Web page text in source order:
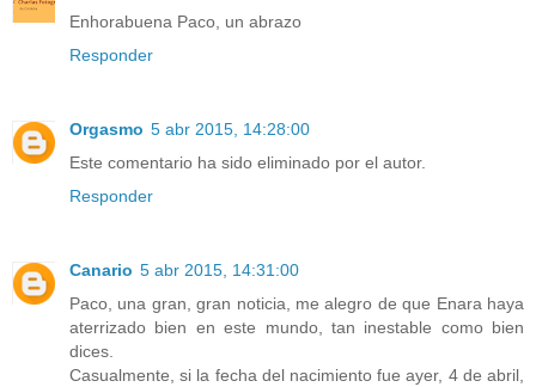
Enhorabuena Paco, un abrazo
Responder
Orgasmo 5 abr 2015, 14:28:00
Este comentario ha sido eliminado por el autor.
Responder
Canario 5 abr 2015, 14:31:00
Paco, una gran, gran noticia, me alegro de que Enara haya
aterrizado bien en este mundo, tan inestable como bien
dices.
Casualmente, si la fecha del nacimiento fue ayer, 4 de abril,